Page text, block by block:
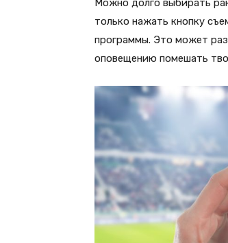
Можно долго выбирать
только нажать кнопку
программы. Это может
оповещению помешать